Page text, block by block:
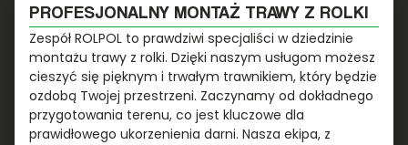
PROFESJONALNY MONTAŻ TRAWY Z ROLKI
Zespół ROLPOL to prawdziwi specjaliści w dziedzinie
montażu trawy z rolki. Dzięki naszym usługom możesz
cieszyć się pięknym i trwałym trawnikiem, który będzie
ozdobą Twojej przestrzeni. Zaczynamy od dokładnego
przygotowania terenu, co jest kluczowe dla
prawidłowego ukorzenienia darni. Nasza ekipa, z